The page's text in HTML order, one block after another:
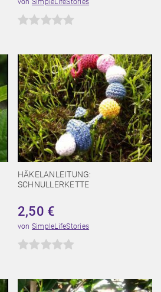
von SimpleLifeStories
HÄKELANLEITUNG:
SCHNULLERKETTE
2,50 €
von SimpleLifeStories